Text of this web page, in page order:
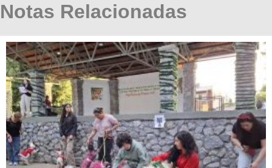
Notas Relacionadas